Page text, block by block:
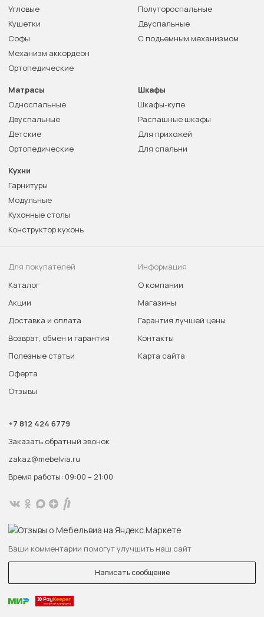
Угловые
Кушетки
Софы
Механизм аккордеон
Ортопедические
Полутороспальные
Двуспальные
С подъемным механизмом
Матрасы
Односпальные
Двуспальные
Детские
Ортопедические
Шкафы
Шкафы-купе
Распашные шкафы
Для прихожей
Для спальни
Кухни
Гарнитуры
Модульные
Кухонные столы
Конструктор кухонь
Для покупателей
Каталог
Акции
Доставка и оплата
Возврат, обмен и гарантия
Полезные статьи
Оферта
Отзывы
Информация
О компании
Магазины
Гарантия лучшей цены
Контакты
Карта сайта
+7 812 424 6779
Заказать обратный звонок
zakaz@mebelvia.ru
Время работы: 09:00 – 21:00
Ваши комментарии помогут улучшить наш сайт
Написать сообщение